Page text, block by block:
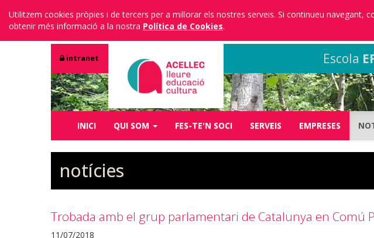
Utilitzem cookies pròpies i de tercers per a millorar els nostres serveis. Si continueu navegant,
obtenir més informació a la nostra Política de Cookies.
intranet Escola
INICI QUI SOM FES-TE'N SOCI SERVEIS EMPRESES
notícies
Trobada amb el grup parlamentari de Catalunya en Comú
11/07/2018